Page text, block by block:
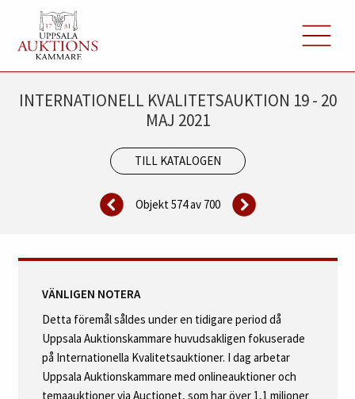
INTERNATIONELL KVALITETSAUKTION 19 - 20
MAJ 2021
TILL KATALOGEN
Objekt 574 av 700
VÄNLIGEN NOTERA
Detta föremål såldes under en tidigare period då
Uppsala Auktionskammare huvudsakligen fokuserade
på Internationella Kvalitetsauktioner. I dag arbetar
Uppsala Auktionskammare med onlineauktioner och
temaauktioner via Auctionet, som har över 1,1 miljoner